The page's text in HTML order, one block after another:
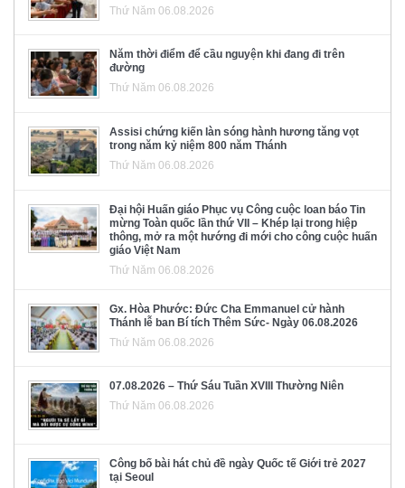
Thứ Năm 06.08.2026
Năm thời điểm để cầu nguyện khi đang đi trên
đường
Thứ Năm 06.08.2026
Assisi chứng kiến làn sóng hành hương tăng vọt
trong năm kỷ niệm 800 năm Thánh
Thứ Năm 06.08.2026
Đại hội Huấn giáo Phục vụ Công cuộc loan báo Tin
mừng Toàn quốc lần thứ VII – Khép lại trong hiệp
thông, mở ra một hướng đi mới cho công cuộc huấn
giáo Việt Nam
Thứ Năm 06.08.2026
Gx. Hòa Phước: Đức Cha Emmanuel cử hành
Thánh lễ ban Bí tích Thêm Sức- Ngày 06.08.2026
Thứ Năm 06.08.2026
07.08.2026 – Thứ Sáu Tuần XVIII Thường Niên
Thứ Năm 06.08.2026
Công bố bài hát chủ đề ngày Quốc tế Giới trẻ 2027
tại Seoul